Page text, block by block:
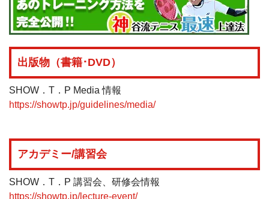
出版物（書籍･DVD）
SHOW．T．P Media 情報
https://showtp.jp/guidelines/media/
アカデミー/講習会
SHOW．T．P 講習会、研修会情報
https://showtp.jp/lecture-event/